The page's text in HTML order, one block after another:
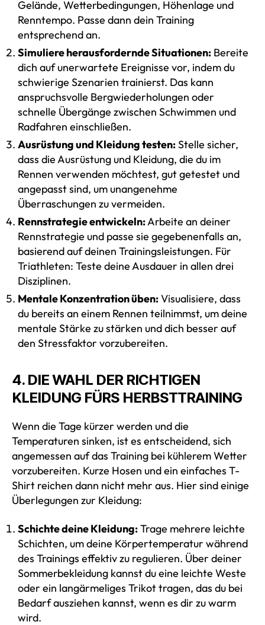
Gelände, Wetterbedingungen, Höhenlage und
Renntempo. Passe dann dein Training
entsprechend an.
Simuliere herausfordernde Situationen: Bereite
dich auf unerwartete Ereignisse vor, indem du
schwierige Szenarien trainierst. Das kann
anspruchsvolle Bergwiederholungen oder
schnelle Übergänge zwischen Schwimmen und
Radfahren einschließen.
Ausrüstung und Kleidung testen:Stelle sicher,
dass die Ausrüstung und Kleidung, die du im
Rennen verwenden möchtest, gut getestet und
angepasst sind, um unangenehme
Überraschungen zu vermeiden.
Rennstrategie entwickeln:Arbeite an deiner
Rennstrategie und passe sie gegebenenfalls an,
basierend auf deinen Trainingsleistungen. Für
Triathleten: Teste deine Ausdauer in allen drei
Disziplinen.
Mentale Konzentration üben:Visualisiere, dass
du bereits an einem Rennen teilnimmst, um deine
mentale Stärke zu stärken und dich besser auf
den Stressfaktor vorzubereiten.
4. DIE WAHL DER RICHTIGEN
KLEIDUNG FÜRS HERBSTTRAINING
Wenn die Tage kürzer werden und die
Temperaturen sinken, ist es entscheidend, sich
angemessen auf das Training bei kühlerem Wetter
vorzubereiten. Kurze Hosen und ein einfaches T-
Shirt reichen dann nicht mehr aus. Hier sind einige
Überlegungen zur Kleidung:
Schichte deine Kleidung:Trage mehrere leichte
Schichten, um deine Körpertemperatur während
des Trainings effektiv zu regulieren. Über deiner
Sommerbekleidung kannst du eine leichte Weste
oder ein langärmeliges Trikot tragen, das du bei
Bedarf ausziehen kannst, wenn es dir zu warm
wird.